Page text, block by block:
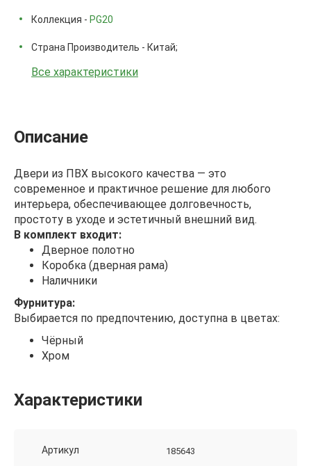
Коллекция - PG20
Страна Производитель - Китай;
Все характеристики
Описание
Двери из ПВХ высокого качества — это
современное и практичное решение для любого
интерьера, обеспечивающее долговечность,
простоту в уходе и эстетичный внешний вид.
В комплект входит:
Дверное полотно
Коробка (дверная рама)
Наличники
Фурнитура:
Выбирается по предпочтению, доступна в цветах:
Чёрный
Хром
Характеристики
Артикул 185643